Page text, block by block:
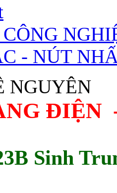
- NÚT
NGUYÊN
ĐIỆN
Sinh